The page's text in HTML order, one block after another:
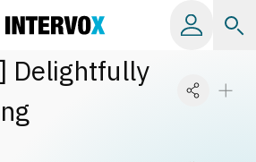
] Delightfully